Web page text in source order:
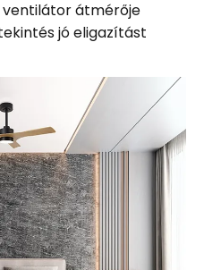
ventilátor átmérője
jó eligazítást